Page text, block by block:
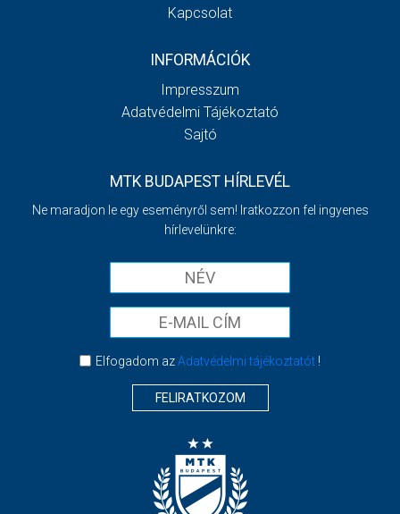
Kapcsolat
INFORMÁCIÓK
Impresszum
Adatvédelmi Tájékoztató
Sajtó
MTK BUDAPEST HÍRLEVÉL
Ne maradjon le egy eseményről sem! Iratkozzon fel ingyenes
hírlevelünkre:
Elfogadom azAdatvédelmi tájékoztatót!
FELIRATKOZOM